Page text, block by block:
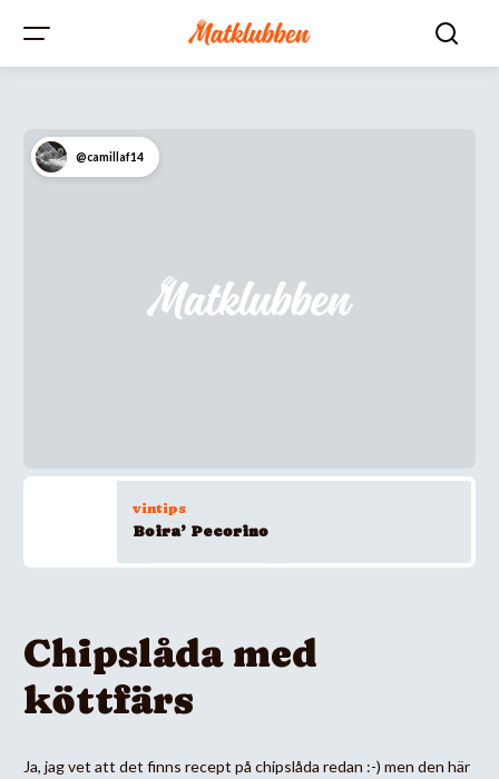
@camillaf14
vintips
Boira’ Pecorino
Chipslåda med
köttfärs
Ja, jag vet att det finns recept på chipslåda redan :-) men den här